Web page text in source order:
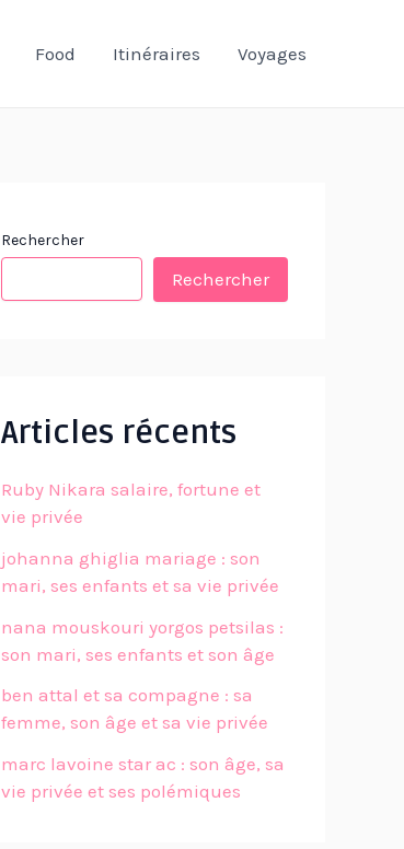
Food Itinéraires Voyages
Rechercher
Rechercher
Articles récents
Ruby Nikara salaire, fortune et
vie privée
johanna ghiglia mariage : son
mari, ses enfants et sa vie privée
nana mouskouri yorgos petsilas :
son mari, ses enfants et son âge
ben attal et sa compagne : sa
femme, son âge et sa vie privée
marc lavoine star ac : son âge, sa
vie privée et ses polémiques